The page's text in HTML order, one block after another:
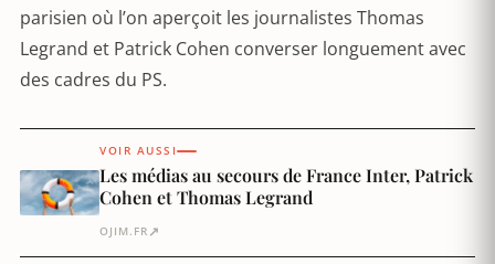
parisien où l’on aperçoit les journalistes Thomas
Legrand et Patrick Cohen converser longuement avec
des cadres du PS.
VOIR AUSSI
Les médias au secours de France Inter, Patrick
Cohen et Thomas Legrand
OJIM.FR ↗